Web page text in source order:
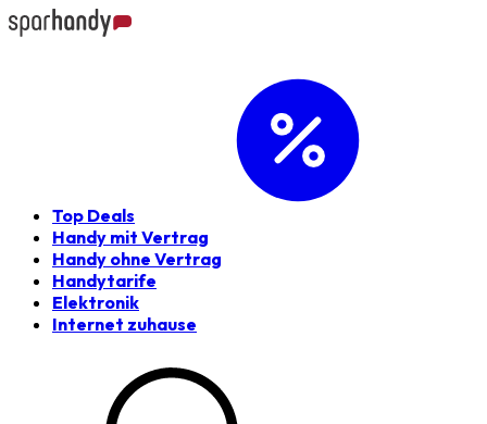
Top Deals
Handy mit Vertrag
Handy ohne Vertrag
Handytarife
Elektronik
Internet zuhause